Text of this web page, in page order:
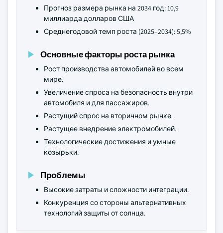
Прогноз размера рынка на 2034 год: 10,9
миллиарда долларов США
Среднегодовой темп роста (2025–2034): 5,5%
Основные факторы роста рынка
Рост производства автомобилей во всем
мире.
Увеличение спроса на безопасность внутри
автомобиля и для пассажиров.
Растущий спрос на вторичном рынке.
Растущее внедрение электромобилей.
Технологические достижения и умные
козырьки.
Проблемы
Высокие затраты и сложности интеграции.
Конкуренция со стороны альтернативных
технологий защиты от солнца.